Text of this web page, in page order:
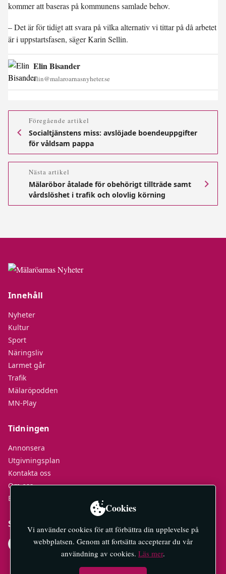
kommer att baseras på kommunens samlade behov.
– Det är för tidigt att svara på vilka alternativ vi tittar på då arbetet
är i uppstartsfasen, säger Karin Sellin.
Elin Bisander
elin@malaroarnasnyheter.se
Föregående artikel
Socialtjänstens miss: avslöjade boendeuppgifter
för våldsam pappa
Nästa artikel
Mälaröbor åtalade för obehörigt tillträde samt
vårdslöshet i trafik och olovlig körning
Innehåll
Nyheter
Kultur
Sport
Näringsliv
Larmet går
Trafik
Mälaröpodden
MN-Play
Tidningen
Annonsera
Utgivningsplan
Kontakta oss
Om oss
E-tidningar
Socialt
Cookies
Vi använder cookies för att förbättra din upplevelse på
webbplatsen. Genom att fortsätta accepterar du vår
användning av cookies. Läs mer.